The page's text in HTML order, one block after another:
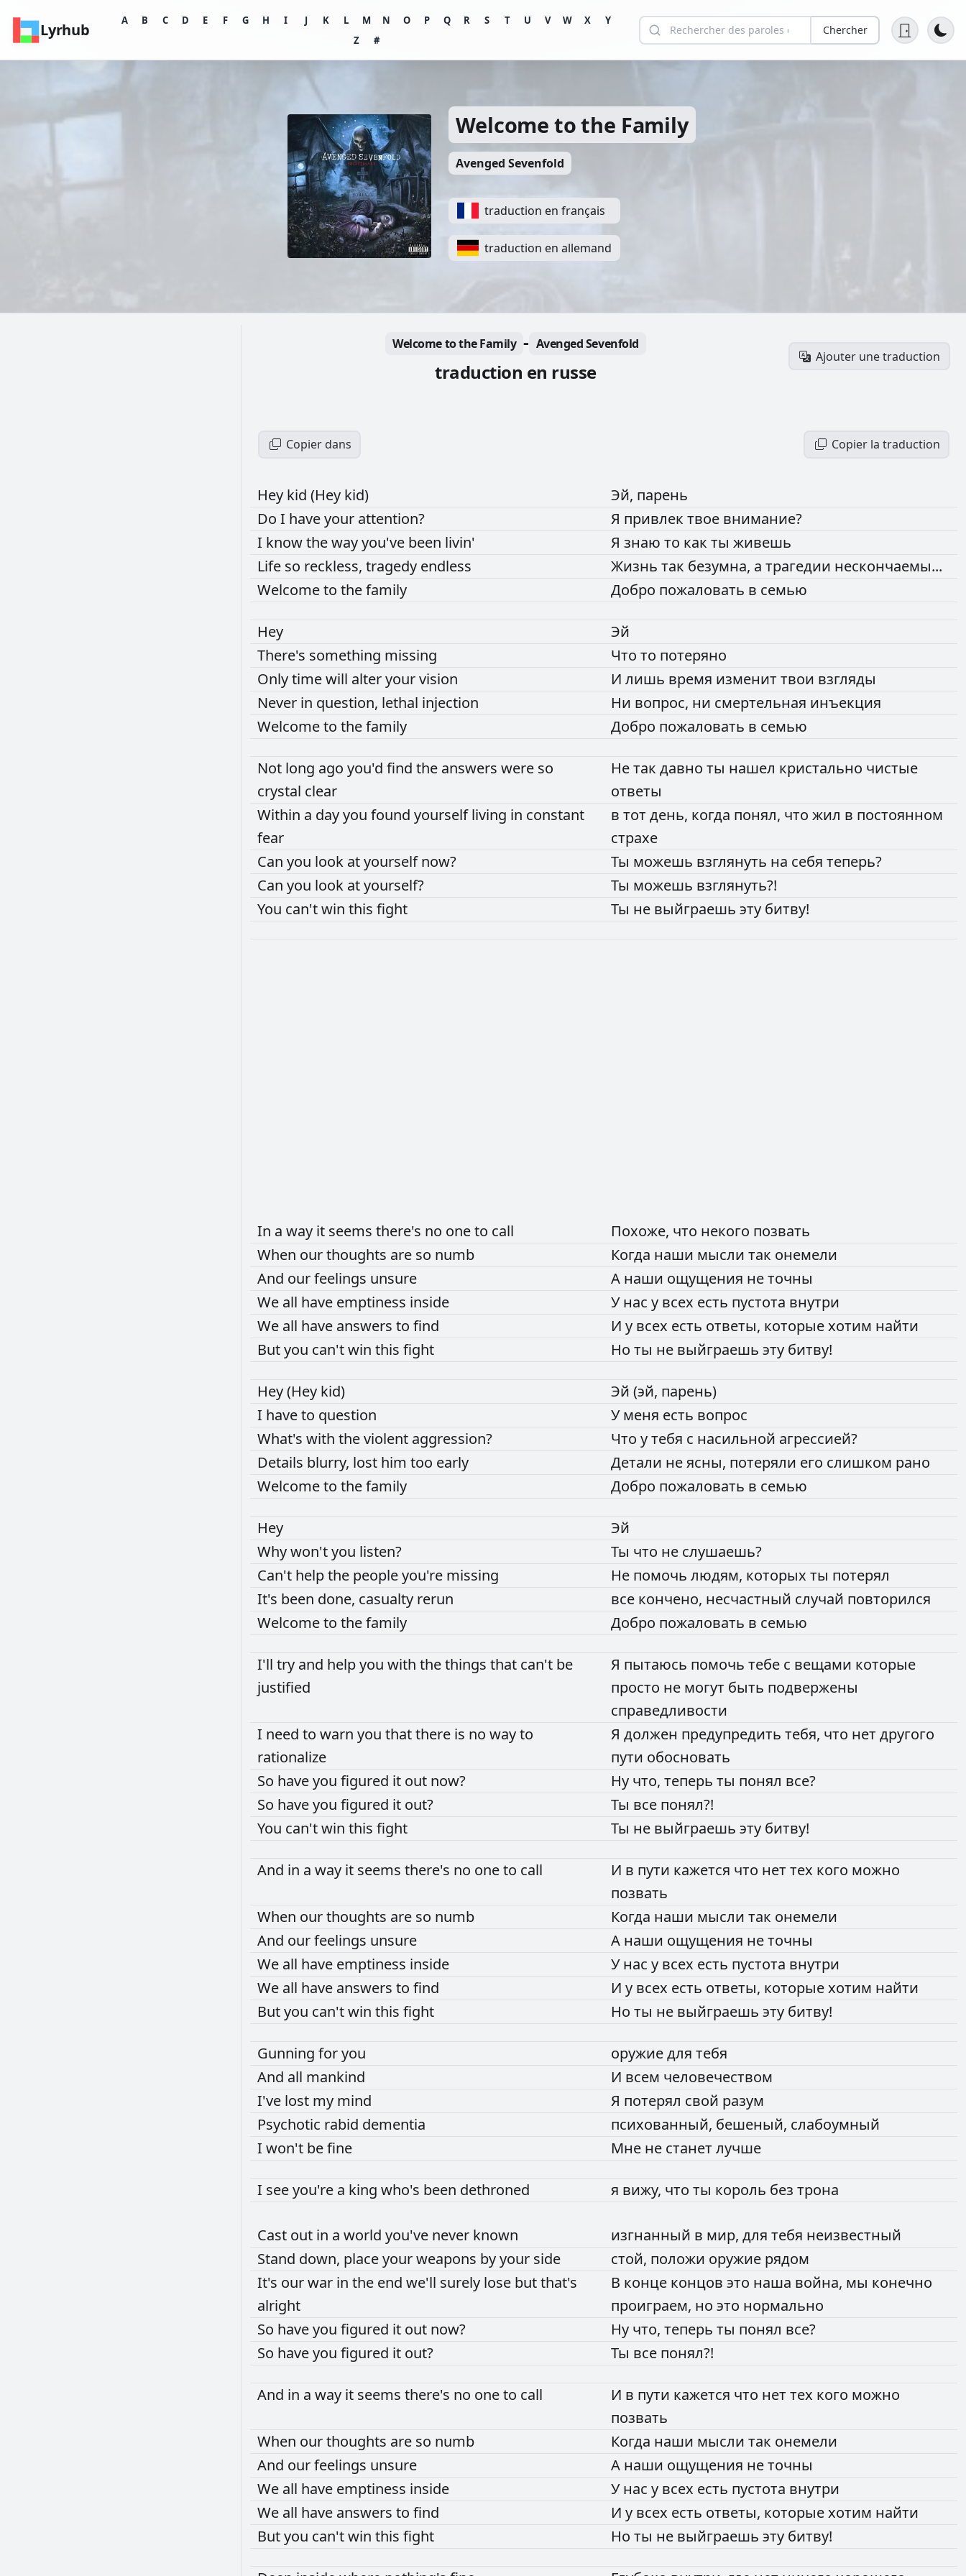
Lyrhub A B C D E F G H I J K L M N O P Q R S T U V W X
Y
Z
#
Chercher
Welcome to the Family
Avenged Sevenfold
traduction en français
traduction en allemand
Welcome to the Family - Avenged Sevenfold
traduction en russe
Ajouter une traduction
Copier dans Copier la traduction
Hey kid (Hey kid) Эй, парень
Do I haveyour attention? Я привлек твое внимание?
I knowthewayyou've been livin' Я знаю то как ты живешь
Life so reckless, tragedy endless Жизнь так безумна, а трагедии нескончаемы...
Welcometo thefamily Добро пожаловать в семью
Hey
Эй
There's something missing Что то потеряно
Onlytimewill alteryourvision И лишь время изменит твои взгляды
Never in question, lethal injection Ни вопрос, ни смертельная инъекция
Welcometo thefamily Добро пожаловать в семью
Not long ago you'd find the answers were so
crystal clear
Нетак давно ты нашел кристально чистые
ответы
Within a dayyou found yourselfliving in constant
fear
в тот день, когда понял, что жил в постоянном
страхе
Can you look atyourselfnow? Ты можешь взглянуть на себя теперь?
Can you look atyourself? Ты можешь взглянуть?!
You can'twin this fight Ты не выйграешь эту битву!
In a way it seems there's no oneto call Похоже, что некого позвать
When ourthoughts are so numb Когда наши мысли так онемели
And ourfeelings unsure А наши ощущения неточны
We all have emptiness inside Унас у всех есть пустота внутри
We all have answers to find И у всех есть ответы, которыехотим найти
Butyou can'twin this fight Но ты не выйграешь эту битву!
Hey(Hey kid) Эй (эй, парень)
I haveto question Уменя есть вопрос
What's with theviolent aggression? Что утебя с насильной агрессией?
Details blurry, lost him too early Детали неясны, потеряли его слишком рано
Welcometo thefamily Добро пожаловать в семью
Hey
Эй
Whywon'tyou listen? Ты что не слушаешь?
Can't helpthe peopleyou're missing Не помочь людям, которых ты потерял
It's been done, casualty rerun все кончено, несчастный случай повторился
Welcometo thefamily Добро пожаловать в семью
I'll try and helpyou with thethings that can't be
justified
Я пытаюсь помочь тебе с вещами которые
просто не могут быть подвержены
справедливости
I need to warn you thatthere is no wayto
rationalize
Я должен предупредить тебя, что нет другого
пути обосновать
So haveyou figured it out now? Ну что, теперь ты понял все?
So haveyou figured it out? Ты все понял?!
You can'twin this fight Ты не выйграешь эту битву!
And in a way it seems there's no oneto call И в пути кажется что нет тех кого можно
позвать
When ourthoughts are so numb Когда наши мысли так онемели
And ourfeelings unsure А наши ощущения неточны
We all have emptiness inside Унас у всех есть пустота внутри
We all have answers to find И у всех есть ответы, которыехотим найти
Butyou can'twin this fight Но ты не выйграешь эту битву!
Gunning foryou оружиедля тебя
And all mankind И всем человечеством
I've lost my mind Я потерял свой разум
Psychotic rabid dementia психованный, бешеный, слабоумный
I won't befine Мне не станет лучше
I seeyou're a king who's been dethroned я вижу, что ты король без трона
Cast out in a world you've never known изгнанный в мир, для тебя неизвестный
Stand down, placeyourweapons byyour side стой, положи оружие рядом
It's ourwar in the end we'll surely lose butthat's
alright
В конце концов это наша война, мы конечно
проиграем, но это нормально
So haveyou figured it out now? Ну что, теперь ты понял все?
So haveyou figured it out? Ты все понял?!
And in a way it seems there's no oneto call И в пути кажется что нет тех кого можно
позвать
When ourthoughts are so numb Когда наши мысли так онемели
And ourfeelings unsure А наши ощущения неточны
We all have emptiness inside Унас у всех есть пустота внутри
We all have answers to find И у всех есть ответы, которыехотим найти
Butyou can'twin this fight Но ты не выйграешь эту битву!